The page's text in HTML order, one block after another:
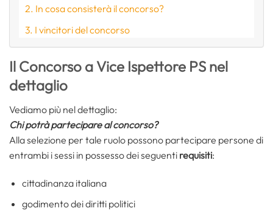
In cosa consisterà il concorso?
I vincitori del concorso
Il Concorso a Vice Ispettore PS nel
dettaglio
Vediamo più nel dettaglio:
Chi potrà partecipare al concorso?
Alla selezione per tale ruolo possono partecipare persone di
entrambi i sessi in possesso dei seguenti requisiti:
cittadinanza italiana
godimento dei diritti politici